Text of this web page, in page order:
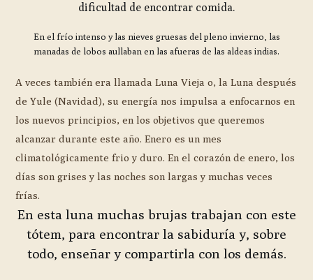
dificultad de encontrar comida.
En el frío intenso y las nieves gruesas del pleno invierno, las
manadas de lobos aullaban en las afueras de las aldeas indias.
A veces también era llamada Luna Vieja o, la Luna después
de Yule (Navidad), su energía nos impulsa a enfocarnos en
los nuevos principios, en los objetivos que queremos
alcanzar durante este año. Enero es un mes
climatológicamente frio y duro. En el corazón de enero, los
días son grises y las noches son largas y muchas veces
frías.
En esta luna muchas brujas trabajan con este
tótem, para encontrar la sabiduría y, sobre
todo, enseñar y compartirla con los demás.